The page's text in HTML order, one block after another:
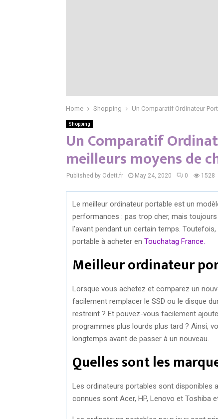
Home Shopping Un Comparatif Ordinateur
Shopping
Un Comparatif
meilleurs moyens de
Published by Odett.fr May 24, 2020 0 1528
Le meilleur ordinateur portable est un
performances : pas trop cher, mais
l’avant pendant un certain temps.
portable à acheter en Touchatag France.
Meilleur ordinateur
Lorsque vous achetez et comparez un
facilement remplacer le SSD ou le disque
restreint ? Et pouvez-vous facilement
programmes plus lourds plus tard ? Ainsi,
longtemps avant de passer à un nouveau.
Quelles sont les
Les ordinateurs portables sont disponibles
connues sont Acer, HP, Lenovo et Toshiba